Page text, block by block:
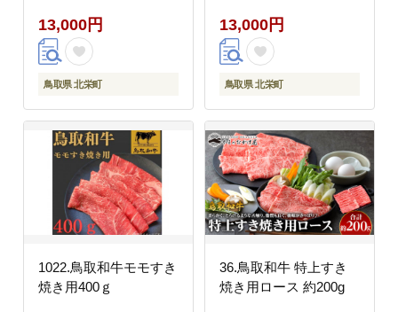
13,000円
鳥取県 北栄町
13,000円
鳥取県 北栄町
1022.鳥取和牛モモすき
焼き用400ｇ
36.鳥取和牛 特上すき
焼き用ロース 約200g